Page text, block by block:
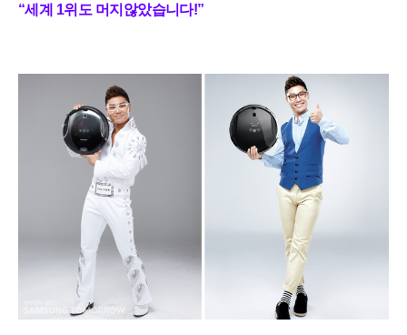
“세계 1위도 머지않았습니다!”